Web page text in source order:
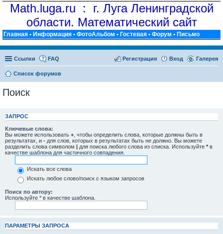
Math.luga.ru : г. Луга Ленинградской
области. Математический сайт
Главная • Информация • ФотоАльбом • Гостевая • Форум • Письмо
Ссылки Галерея
FAQ Вход
Регистрация
Список форумов
Поиск
ЗАПРОС
Ключевые слова:
Вы можете использовать + , чтобы определить слова, которые должны быть в
результатах, и - для слов, которых в результатах быть не должно. Вы можете
разделить слова символом | для поиска любого слова из списка. Используйте * в
качестве шаблона для частичного совпадения.
Искать все слова
Искать любое слово/поиск с языком запросов
Поиск по автору:
Используйте * в качестве шаблона.
ПАРАМЕТРЫ ЗАПРОСА